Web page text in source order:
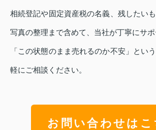
相続登記や固定資産税の名義、残したい
写真の整理まで含めて、当社が丁寧にサポ
「この状態のまま売れるのか不安」とい
軽にご相談ください。
お問い合わせはこ